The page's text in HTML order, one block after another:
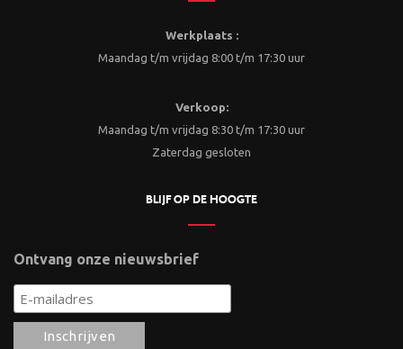
Werkplaats :
Maandag t/m vrijdag 8:00 t/m 17:30 uur
Verkoop:
Maandag t/m vrijdag 8:30 t/m 17:30 uur
Zaterdag gesloten
BLIJF OP DE HOOGTE
Ontvang onze nieuwsbrief